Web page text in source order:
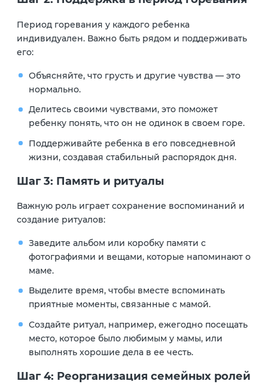
Период горевания у каждого ребенка
индивидуален. Важно быть рядом и поддерживать
его:
Объясняйте, что грусть и другие чувства — это
нормально.
Делитесь своими чувствами, это поможет
ребенку понять, что он не одинок в своем горе.
Поддерживайте ребенка в его повседневной
жизни, создавая стабильный распорядок дня.
Шаг 3: Память и ритуалы
Важную роль играет сохранение воспоминаний и
создание ритуалов:
Заведите альбом или коробку памяти с
фотографиями и вещами, которые напоминают о
маме.
Выделите время, чтобы вместе вспоминать
приятные моменты, связанные с мамой.
Создайте ритуал, например, ежегодно посещать
место, которое было любимым у мамы, или
выполнять хорошие дела в ее честь.
Шаг 4: Реорганизация семейных ролей